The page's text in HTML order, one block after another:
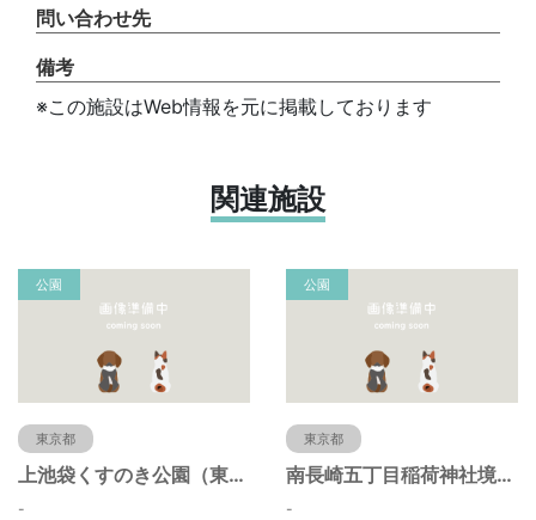
問い合わせ先
備考
※この施設はWeb情報を元に掲載しております
関連施設
公園
東京都
上池袋くすのき公園（東京都豊島区）
-
公園
東京都
南長崎五丁目稲荷神社境内仮児童遊園（東京都豊島区）
-